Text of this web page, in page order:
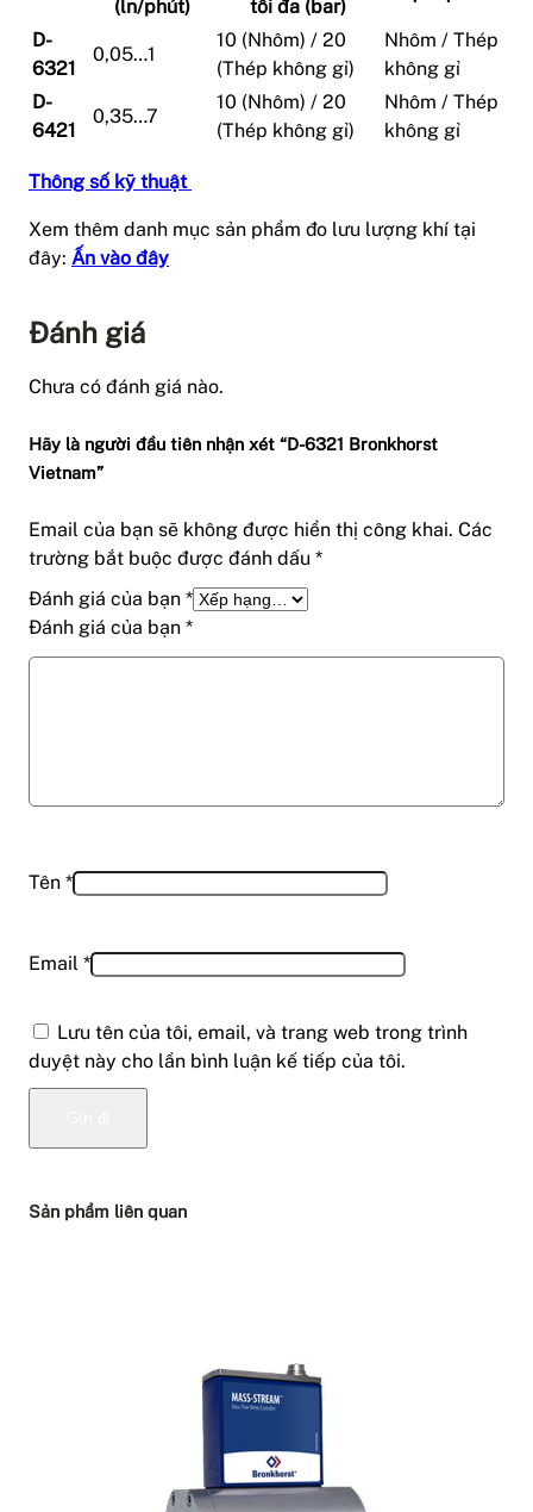
(ln/phút) tối đa (bar)
D-
6321
0,05…1
10 (Nhôm) / 20
(Thép không gỉ)
Nhôm / Thép
không gỉ
D-
6421
0,35…7
10 (Nhôm) / 20
(Thép không gỉ)
Nhôm / Thép
không gỉ
Thông số kỹ thuật
Xem thêm danh mục sản phẩm đo lưu lượng khí tại
đây: Ấn vào đây
Đánh giá
Chưa có đánh giá nào.
Hãy là người đầu tiên nhận xét “D-6321 Bronkhorst
Vietnam”
Email của bạn sẽ không được hiển thị công khai. Các
trường bắt buộc được đánh dấu *
Đánh giá của bạn *
Đánh giá của bạn *
Tên *
Email *
Lưu tên của tôi, email, và trang web trong trình
duyệt này cho lần bình luận kế tiếp của tôi.
Sản phẩm liên quan